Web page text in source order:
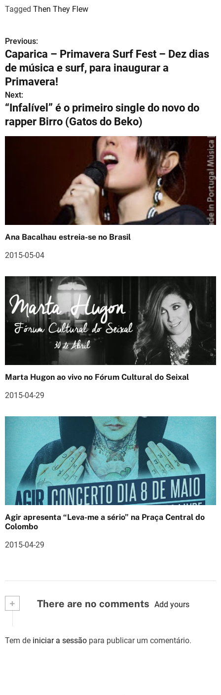
Tagged Then They Flew
N
a
v
e
g
a
e
a
g
s
Previous:
Caparica – Primavera Surf Fest – Dez dias
de música e surf, para inaugurar a
Primavera!
Next:
“Infalível” é o primeiro single do novo do
rapper Birro (Gatos do Beko)
Ana Bacalhau estreia-se no Brasil
2015-05-04
Marta Hugon ao vivo no Fórum Cultural do Seixal
2015-04-29
Agir apresenta “Leva-me a sério” na Praça Central do
Colombo
2015-04-29
+ There are no comments Add yours
Tem de iniciar a sessão para publicar um comentário.